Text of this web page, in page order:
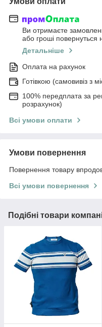
Ви отримаєте
або гроші повернуться
Детальніше
Оплата на рахунок
Готівкою (самовивіз з
100% передплата за
розрахунок)
Всі умови оплати
Умови повернення
Повернення товару
Всі умови повернення
Подібні товари